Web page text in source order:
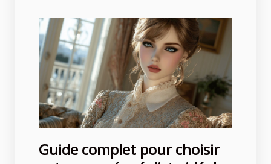
Guide complet pour choisir